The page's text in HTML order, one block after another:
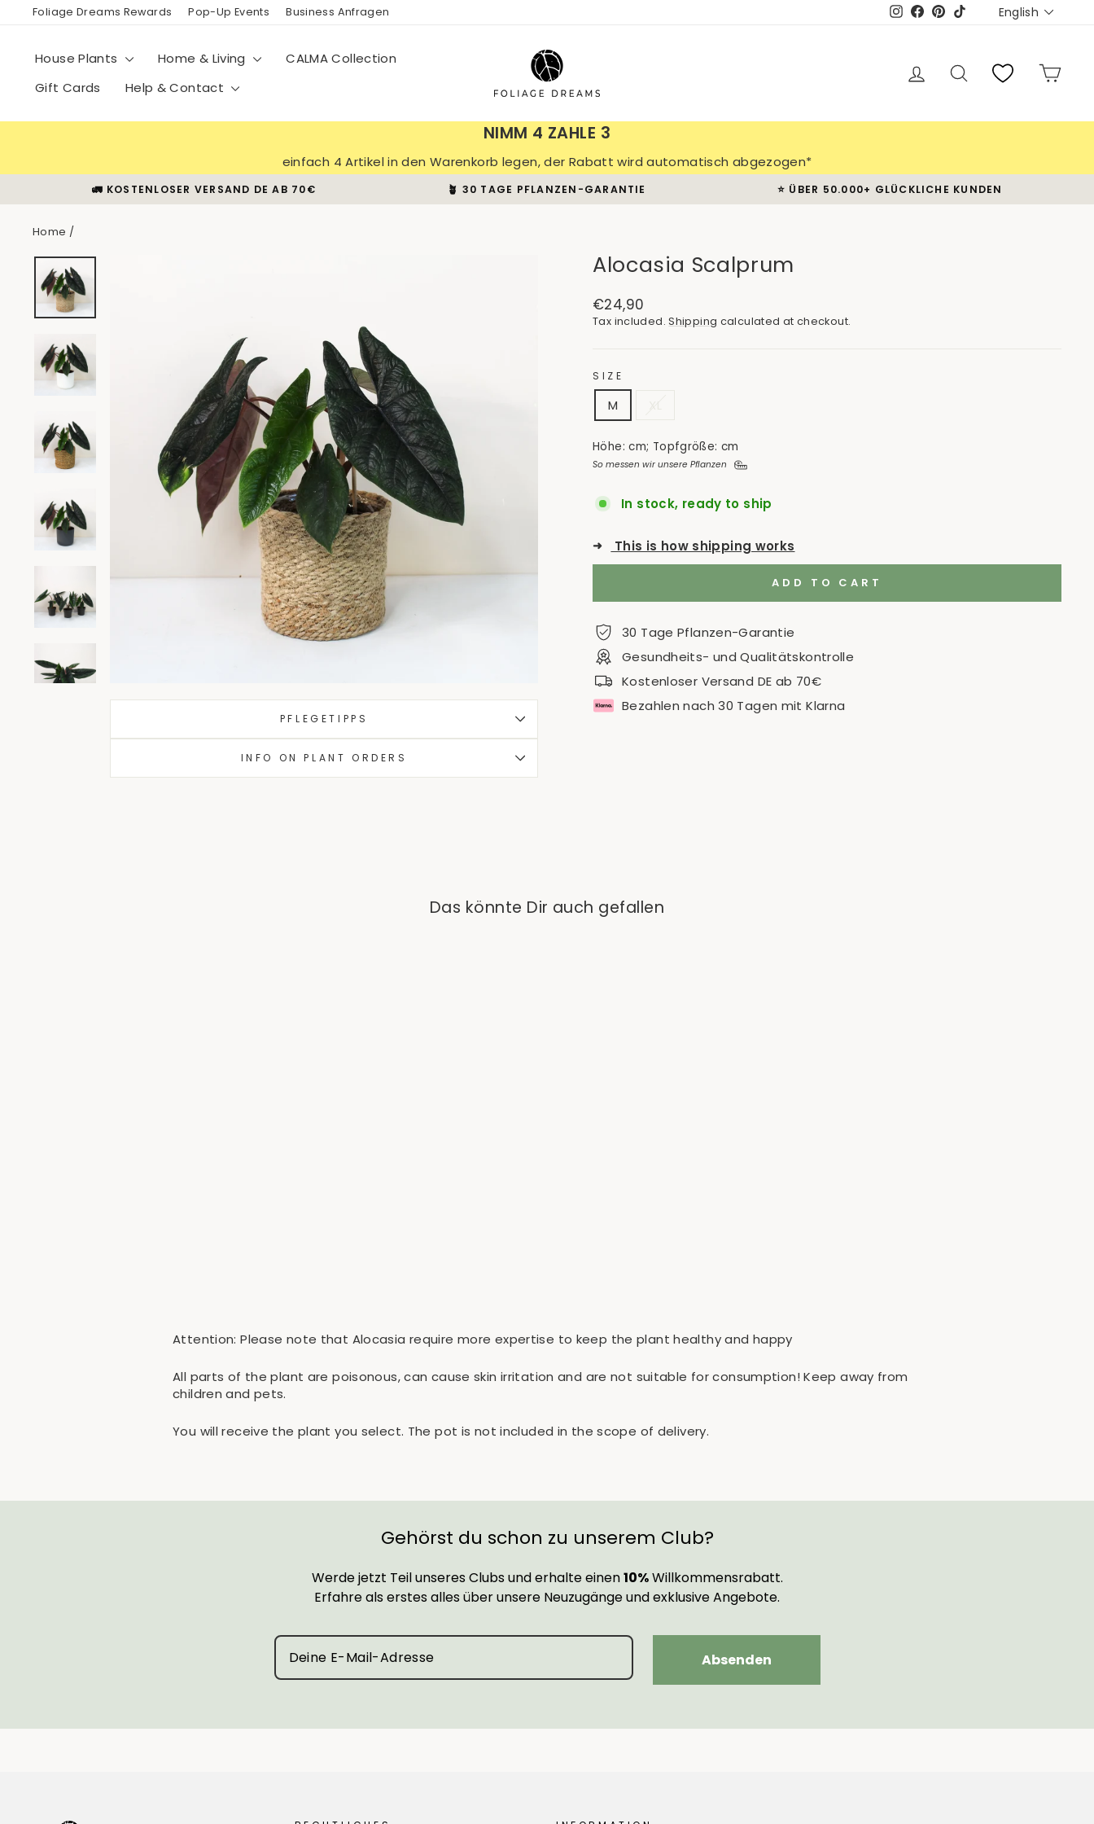
Foliage Dreams Rewards Pop-Up Events Business Anfragen Instagram
Facebook
Pinterest
TikTok English
House Plants Home & Living
CALMA Collection
Gift Cards
Help & Contact
Log in Search Cart
NIMM 4 ZAHLE 3
einfach 4 Artikel in den Warenkorb legen, der Rabatt wird automatisch abgezogen*
Pause
🚛 KOSTENLOSER VERSAND DE AB 70€ 🪴 30 TAGE PFLANZEN-GARANTIE ⭐️ ÜBER 50.000+ GLÜCKLICHE KUNDEN
Home /
PFLEGETIPPS
INFO ON PLANT ORDERS
Alocasia Scalprum
Regular
price
€24,90
Tax included.Shipping calculated at checkout.
SIZE
M
Höhe: cm; Topfgröße: cm
So messen wir unsere Pflanzen
In stock, ready to ship
➜ This is how shipping works
ADD TO CART
30 Tage Pflanzen-Garantie
Gesundheits- und Qualitätskontrolle
Kostenloser Versand DE ab 70€
Bezahlen nach 30 Tagen mit Klarna
Das könnte Dir auch gefallen
Attention: Please note that Alocasia require more expertise to keep the plant healthy and happy
All parts of the plant are poisonous, can cause skin irritation and are not suitable for consumption! Keep away from
children and pets.
You will receive the plant you select. The pot is not included in the scope of delivery.
Gehörst du schon zu unserem Club?
Werde jetzt Teil unseres Clubs und erhalte einen10%Willkommensrabatt.
Erfahre als erstes alles über unsere Neuzugänge und exklusive Angebote.
Absenden